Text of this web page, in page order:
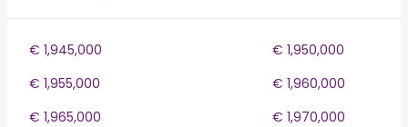
€ 1,945,000
€ 1,950,000
€ 1,955,000
€ 1,960,000
€ 1,965,000
€ 1,970,000